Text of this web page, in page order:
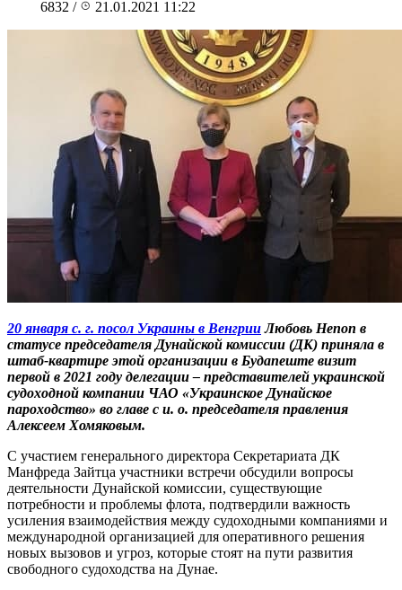
6832 / 21.01.2021 11:22
20 января с. г. посол Украины в ВенгрииЛюбовь Непоп в
статусе председателя Дунайской комиссии (ДК) приняла в
штаб-квартире этой организации в Будапеште визит
первой в 2021 году делегации – представителей украинской
судоходной компании ЧАО «Украинское Дунайское
пароходство» во главе с и. о. председателя правления
Алексеем Хомяковым.
С участием генерального директора Секретариата ДК
Манфреда Зайтца участники встречи обсудили вопросы
деятельности Дунайской комиссии, существующие
потребности и проблемы флота, подтвердили важность
усиления взаимодействия между судоходными компаниями и
международной организацией для оперативного решения
новых вызовов и угроз, которые стоят на пути развития
свободного судоходства на Дунае.